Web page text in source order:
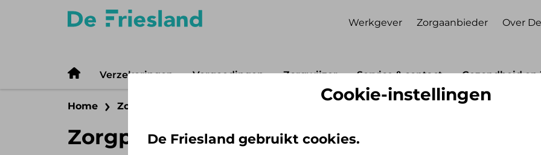
Werkgever Zorgaanbieder Over
Verzekeringen Vergoedingen Zorgwijzer Service & contact Gezondheid en
Home Zorgverzekering
Zorgpremie alert 2027
Cookie-instellingen
De Friesland gebruikt cookies.